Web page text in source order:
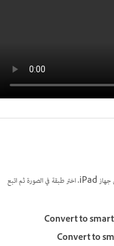
في Photoshop على جهاز iPad، اختر طبقة في الصورة ثم اتبع
Convert to
Convert to